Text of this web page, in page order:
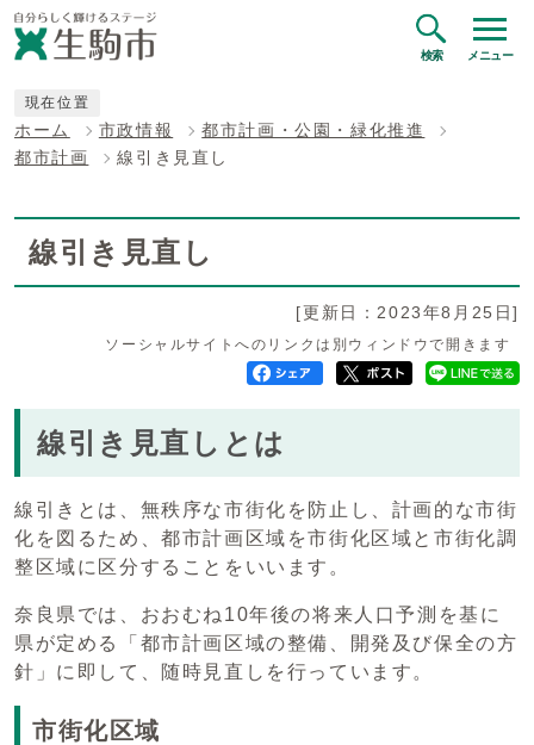
検索 メニュー
現在位置
ホーム 市政情報
都市計画・公園・緑化推進
都市計画
線引き見直し
線引き見直し
[更新日：2023年8月25日]
ソーシャルサイトへのリンクは別ウィンドウで開きます
線引き見直しとは
線引きとは、無秩序な市街化を防止し、計画的な市街
化を図るため、都市計画区域を市街化区域と市街化調
整区域に区分することをいいます。
奈良県では、おおむね10年後の将来人口予測を基に
県が定める「都市計画区域の整備、開発及び保全の方
針」に即して、随時見直しを行っています。
市街化区域